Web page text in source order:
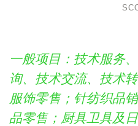
一般项目：技术服务
询、技术交流、技术
服饰零售；针纺织品
品零售；厨具卫具及